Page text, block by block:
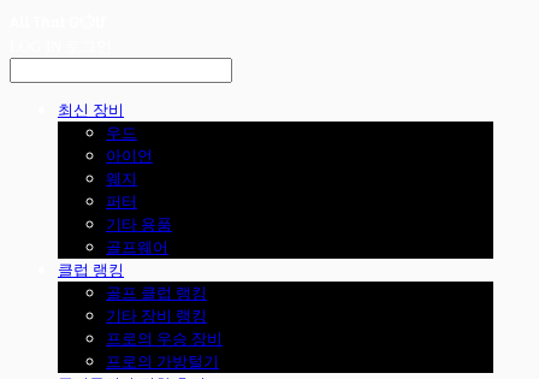
최신 장비
우드
아이언
웨지
퍼터
기타 용품
골프웨어
클럽 랭킹
골프 클럽 랭킹
기타 장비 랭킹
프로의 우승 장비
프로의 가방털기